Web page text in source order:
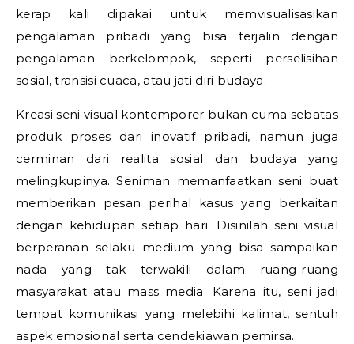
kerap kali dipakai untuk memvisualisasikan
pengalaman pribadi yang bisa terjalin dengan
pengalaman berkelompok, seperti perselisihan
sosial, transisi cuaca, atau jati diri budaya.
Kreasi seni visual kontemporer bukan cuma sebatas
produk proses dari inovatif pribadi, namun juga
cerminan dari realita sosial dan budaya yang
melingkupinya. Seniman memanfaatkan seni buat
memberikan pesan perihal kasus yang berkaitan
dengan kehidupan setiap hari. Disinilah seni visual
berperanan selaku medium yang bisa sampaikan
nada yang tak terwakili dalam ruang-ruang
masyarakat atau mass media. Karena itu, seni jadi
tempat komunikasi yang melebihi kalimat, sentuh
aspek emosional serta cendekiawan pemirsa.